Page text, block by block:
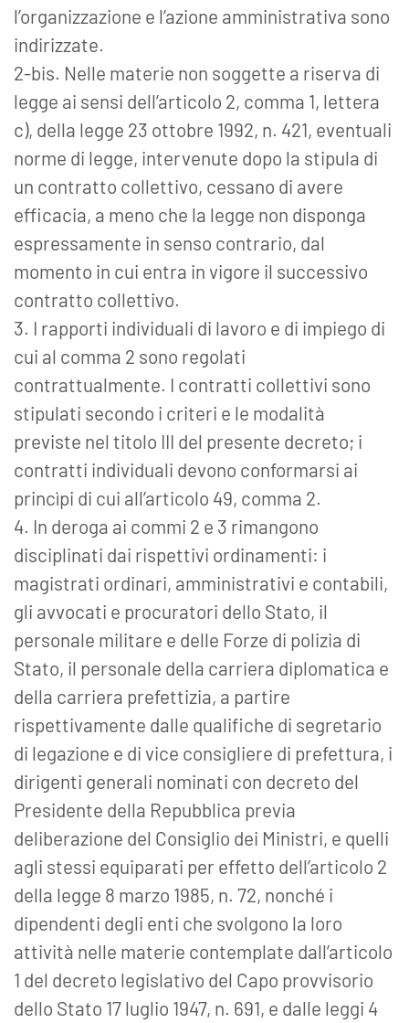
l’organizzazione e l’azione amministrativa sono
indirizzate.
2-bis. Nelle materie non soggette a riserva di
legge ai sensi dell’articolo 2, comma 1, lettera
c), della legge 23 ottobre 1992, n. 421, eventuali
norme di legge, intervenute dopo la stipula di
un contratto collettivo, cessano di avere
efficacia, a meno che la legge non disponga
espressamente in senso contrario, dal
momento in cui entra in vigore il successivo
contratto collettivo.
3. I rapporti individuali di lavoro e di impiego di
cui al comma 2 sono regolati
contrattualmente. I contratti collettivi sono
stipulati secondo i criteri e le modalità
previste nel titolo III del presente decreto; i
contratti individuali devono conformarsi ai
princìpi di cui all’articolo 49, comma 2.
4. In deroga ai commi 2 e 3 rimangono
disciplinati dai rispettivi ordinamenti: i
magistrati ordinari, amministrativi e contabili,
gli avvocati e procuratori dello Stato, il
personale militare e delle Forze di polizia di
Stato, il personale della carriera diplomatica e
della carriera prefettizia, a partire
rispettivamente dalle qualifiche di segretario
di legazione e di vice consigliere di prefettura, i
dirigenti generali nominati con decreto del
Presidente della Repubblica previa
deliberazione del Consiglio dei Ministri, e quelli
agli stessi equiparati per effetto dell’articolo 2
della legge 8 marzo 1985, n. 72, nonché i
dipendenti degli enti che svolgono la loro
attività nelle materie contemplate dall’articolo
1 del decreto legislativo del Capo provvisorio
dello Stato 17 luglio 1947, n. 691, e dalle leggi 4